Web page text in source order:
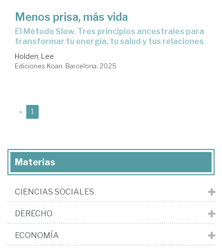
Menos prisa, más vida
El Método Slow. Tres principios ancestrales para
transformar tu energía, tu salud y tus relaciones
Holden, Lee
Ediciones Koan. Barcelona, 2025
« 1
Materias
CIENCIAS SOCIALES
DERECHO
ECONOMÍA